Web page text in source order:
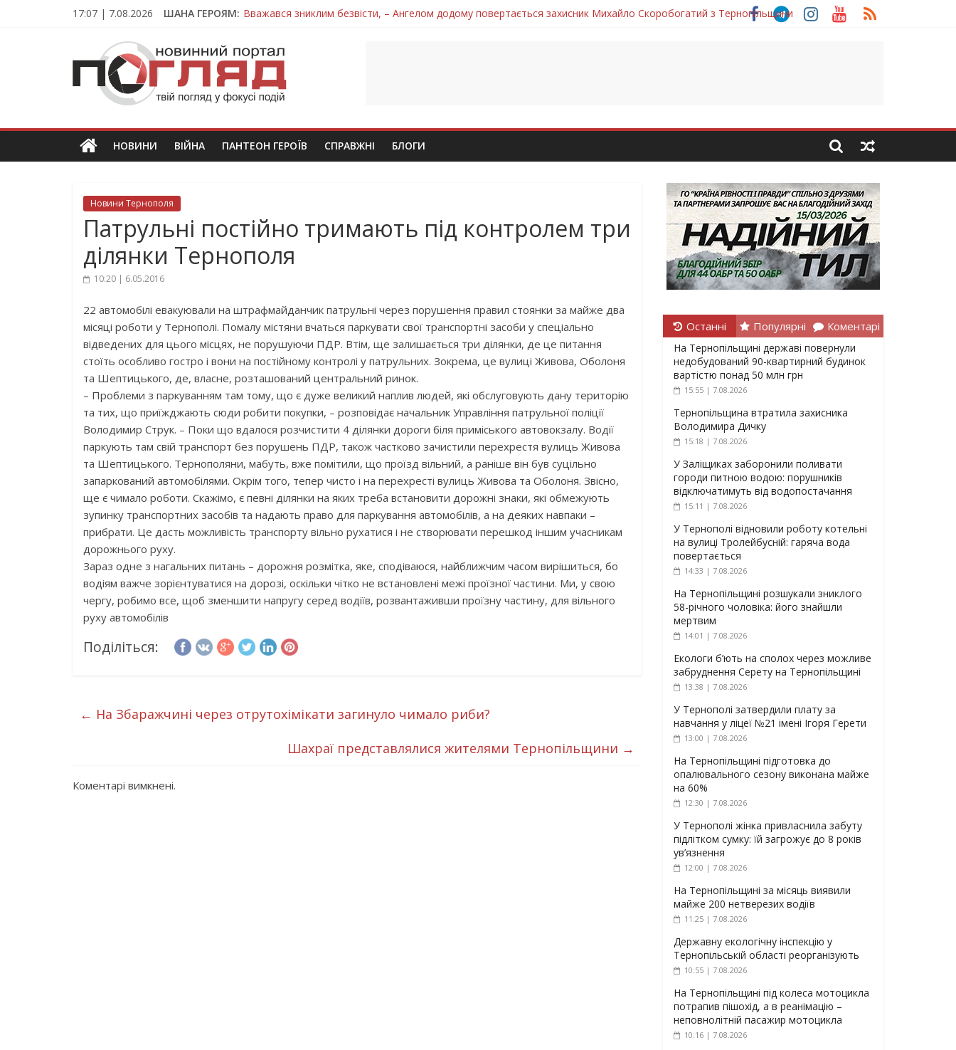
17:07 | 7.08.2026 ШАНА ГЕРОЯМ: Вважався зниклим безвісти, – Ангелом додому повертається захисник Михайло Скоробогатий з Тернопільщини
Тернопільщина втратила захисника Володимира Вельму
Захисник з Тернопільщини Петро Федів повертається до рідного дому «на щиті»
Тернопільщина втратила захисника Володимира Дичку
ПОГЛЯД
Новини
Тернополя.
новини
та
НОВИНИ ВІЙНА ПАНТЕОН ГЕРОЇВ СПРАВЖНІ БЛОГИ
Новини Тернополя
Патрульні постійно тримають під контролем три
ділянки Тернополя
10:20 | 6.05.2016
22 автомобілі евакуювали на штрафмайданчик патрульні через порушення правил стоянки за майже два
місяці роботи у Тернополі. Помалу містяни вчаться паркувати свої транспортні засоби у спеціально
відведених для цього місцях, не порушуючи ПДР. Втім, ще залишається три ділянки, де це питання
стоїть особливо гостро і вони на постійному контролі у патрульних. Зокрема, це вулиці Живова, Оболоня
та Шептицького, де, власне, розташований центральний ринок.
– Проблеми з паркуванням там тому, що є дуже великий наплив людей, які обслуговують дану територію
та тих, що приїжджають сюди робити покупки, – розповідає начальник Управління патрульної поліції
Володимир Струк. – Поки що вдалося розчистити 4 ділянки дороги біля приміського автовокзалу. Водії
паркують там свій транспорт без порушень ПДР, також частково зачистили перехрестя вулиць Живова
та Шептицького. Тернополяни, мабуть, вже помітили, що проїзд вільний, а раніше він був суцільно
запаркований автомобілями. Окрім того, тепер чисто і на перехресті вулиць Живова та Оболоня. Звісно,
ще є чимало роботи. Скажімо, є певні ділянки на яких треба встановити дорожні знаки, які обмежують
зупинку транспортних засобів та надають право для паркування автомобілів, а на деяких навпаки –
прибрати. Це дасть можливість транспорту вільно рухатися і не створювати перешкод іншим учасникам
дорожнього руху.
Зараз одне з нагальних питань – дорожня розмітка, яке, сподіваюся, найближчим часом вирішиться, бо
водіям важче зорієнтуватися на дорозі, оскільки чітко не встановлені межі проїзної частини. Ми, у свою
чергу, робимо все, щоб зменшити напругу серед водіїв, розвантаживши проїзну частину, для вільного
руху автомобілів
Поділіться:
← На Збаражчині через отрутохімікати загинуло чимало риби?
Шахраї представлялися жителями Тернопільщини →
Коментарі вимкнені.
Останні Популярні Коментарі
На Тернопільщині державі повернули
недобудований 90-квартирний будинок
вартістю понад 50 млн грн
15:55 | 7.08.2026
Тернопільщина втратила захисника
Володимира Дичку
15:18 | 7.08.2026
У Заліщиках заборонили поливати
городи питною водою: порушників
відключатимуть від водопостачання
15:11 | 7.08.2026
У Тернополі відновили роботу котельні
на вулиці Тролейбусній: гаряча вода
повертається
14:33 | 7.08.2026
На Тернопільщині розшукали зниклого
58-річного чоловіка: його знайшли
мертвим
14:01 | 7.08.2026
Екологи б’ють на сполох через можливе
забруднення Серету на Тернопільщині
13:38 | 7.08.2026
У Тернополі затвердили плату за
навчання у ліцеї №21 імені Ігоря Герети
13:00 | 7.08.2026
На Тернопільщині підготовка до
опалювального сезону виконана майже
на 60%
12:30 | 7.08.2026
У Тернополі жінка привласнила забуту
підлітком сумку: їй загрожує до 8 років
ув’язнення
12:00 | 7.08.2026
На Тернопільщині за місяць виявили
майже 200 нетверезих водіїв
11:25 | 7.08.2026
Державну екологічну інспекцію у
Тернопільській області реорганізують
10:55 | 7.08.2026
На Тернопільщині під колеса мотоцикла
потрапив пішохід, а в реанімацію –
неповнолітній пасажир мотоцикла
10:16 | 7.08.2026